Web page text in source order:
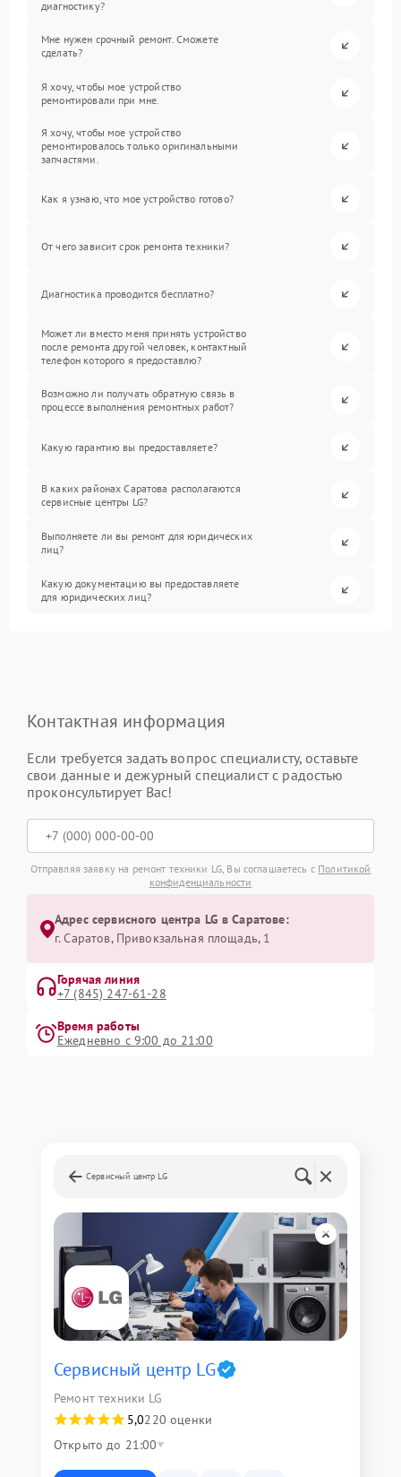
диагностику?
Мне нужен срочный ремонт. Сможете
сделать?
Я хочу, чтобы мое устройство
ремонтировали при мне.
Я хочу, чтобы мое устройство
ремонтировалось только оригинальными
запчастями.
Как я узнаю, что мое устройство готово?
От чего зависит срок ремонта техники?
Диагностика проводится бесплатно?
Может ли вместо меня принять устройство
после ремонта другой человек, контактный
телефон которого я предоставлю?
Возможно ли получать обратную связь в
процессе выполнения ремонтных работ?
Какую гарантию вы предоставляете?
В каких районах Саратова располагаются
сервисные центры LG?
Выполняете ли вы ремонт для юридических
лиц?
Какую документацию вы предоставляете
для юридических лиц?
Контактная информация
Если требуется задать вопрос специалисту, оставьте
свои данные и дежурный специалист с радостью
проконсультирует Вас!
Отправляя заявку на ремонт техники LG, Вы соглашаетесь с Политикой
конфиденциальности
Адрес сервисного центра LG в Саратове:
г. Саратов, Привокзальная площадь, 1
Горячая линия
+7 (845) 247-61-28
Время работы
Ежедневно с 9:00 до 21:00
Сервисный центр LG
Сервисный центр LG
Ремонт техники LG
5,0220 оценки
Открыто до 21:00